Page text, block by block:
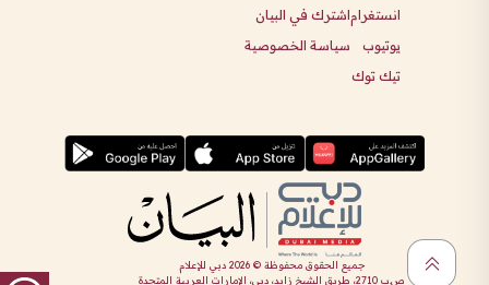
انستغرام
يوتيوب
تيك توك
اشترك في البيان
سياسة الخصوصية
جميع الحقوق محفوظة ©2026 دبي للإعلام
ص.ب 2710، طريق الشيخ زايد، دبي، الإمارات العربية المتحدة